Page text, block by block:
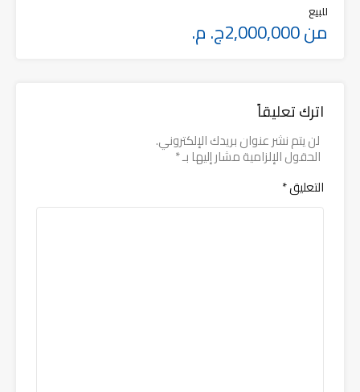
للبيع
من 2,000,000ج. م.
اترك تعليقاً
لن يتم نشر عنوان بريدك الإلكتروني.
الحقول الإلزامية مشار إليها بـ*
التعليق*